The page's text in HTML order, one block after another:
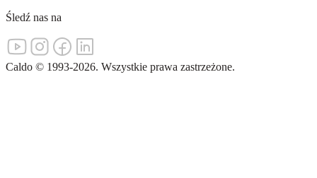
Śledź nas na
Caldo © 1993-2026. Wszystkie prawa zastrzeżone.